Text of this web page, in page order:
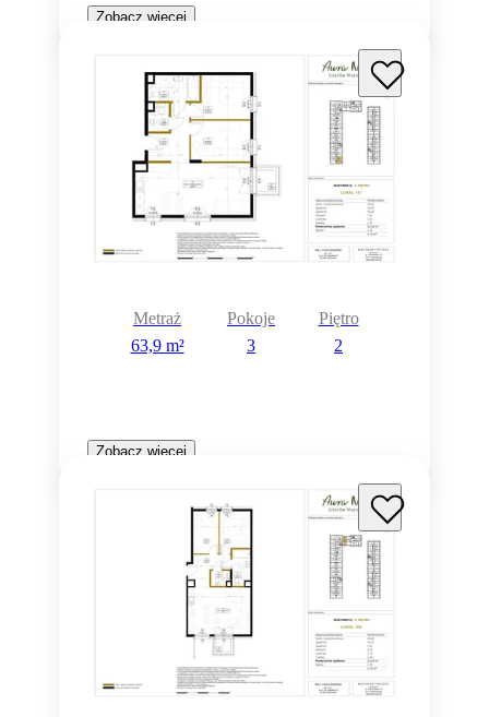
Zobacz więcej
Metraż
63,9 m²
Pokoje
3
Piętro
2
Zobacz więcej